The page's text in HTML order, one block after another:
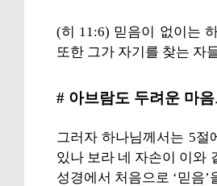
(히 11:6) 믿음이 없이는
또한 그가 자기를 찾는 자
# 아브람도 두려운 마
그러자 하나님께서는 5
있나 보라 네 자손이 이와
성경에서 처음으로 ‘믿음